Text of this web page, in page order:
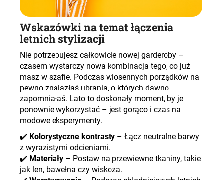
Wskazówki na temat łączenia
letnich stylizacji
Nie potrzebujesz całkowicie nowej garderoby –
czasem wystarczy nowa kombinacja tego, co już
masz w szafie. Podczas wiosennych porządków na
pewno znalazłaś ubrania, o których dawno
zapomniałaś. Lato to doskonały moment, by je
ponownie wykorzystać – jest gorąco i czas na
modowe eksperymenty.
✔️ Kolorystyczne kontrasty – Łącz neutralne barwy
z wyrazistymi odcieniami.
✔️ Materiały – Postaw na przewiewne tkaniny, takie
jak len, bawełna czy wiskoza.